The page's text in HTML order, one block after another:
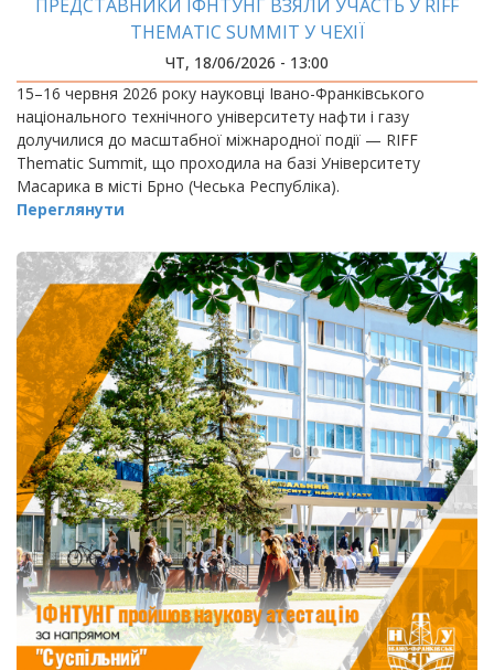
ПРЕДСТАВНИКИ ІФНТУНГ ВЗЯЛИ УЧАСТЬ У RIFF
THEMATIC SUMMIT У ЧЕХІЇ
ЧТ, 18/06/2026 - 13:00
15–16 червня 2026 року науковці Івано-Франківського
національного технічного університету нафти і газу
долучилися до масштабної міжнародної події — RIFF
Thematic Summit, що проходила на базі Університету
Масарика в місті Брно (Чеська Республіка).
Переглянути